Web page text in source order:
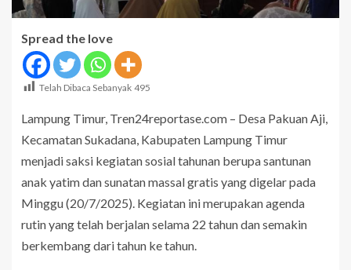
Spread the love
Telah Dibaca Sebanyak 495
Lampung Timur, Tren24reportase.com – Desa Pakuan Aji,
Kecamatan Sukadana, Kabupaten Lampung Timur
menjadi saksi kegiatan sosial tahunan berupa santunan
anak yatim dan sunatan massal gratis yang digelar pada
Minggu (20/7/2025). Kegiatan ini merupakan agenda
rutin yang telah berjalan selama 22 tahun dan semakin
berkembang dari tahun ke tahun.